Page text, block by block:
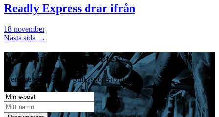
Readly Express drar ifrån
18 november
Nästa sida →
Missa inga travnyheter!
Prenumerera gratis på Sulkysports nyhetsbrev